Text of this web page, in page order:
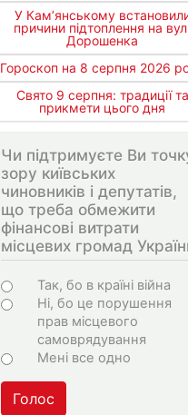
У Кам’янському
причини підтоплення на
Дорошенка
Гороскоп на 8 серпня 2026
Свято 9 серпня: традиції та
прикмети цього дня
Чи підтримуєте Ви
зору київських
чиновників і депутатів,
що треба обмежити
фінансові витрати
місцевих громад
Choices
Так, бо в країні війна
Ні, бо це порушення
прав місцевого
самоврядування
Мені все одно
Голос